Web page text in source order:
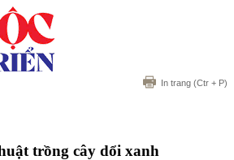
In trang (Ctr + P)
trồng cây dổi xanh